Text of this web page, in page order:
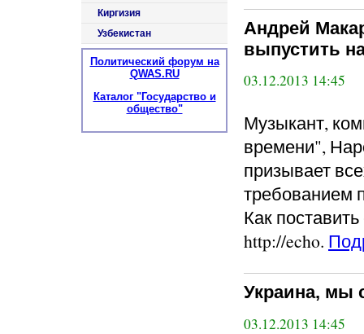
Андрей
выпустить
03.12.2013 14:45
Музыкант,
времени",
призывает
требованием
Как
http://echo.
Украина, мы
03.12.2013 14:45
Киргизия
Узбекистан
Политический форум на
QWAS.RU
Каталог "Государство и
общество"